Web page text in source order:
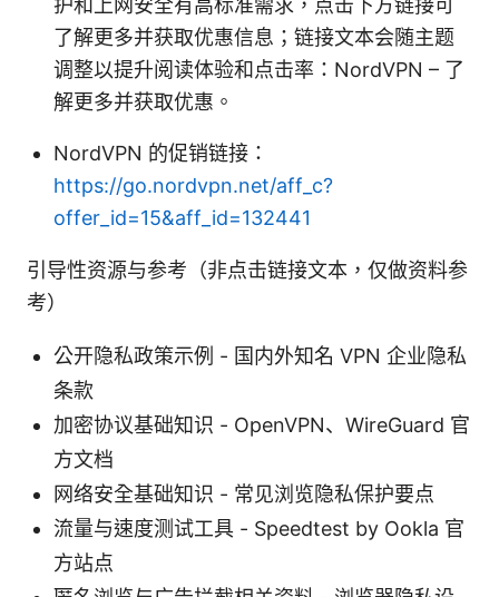
护和上网安全有高标准需求，点击下方链接可
了解更多并获取优惠信息；链接文本会随主题
调整以提升阅读体验和点击率：NordVPN – 了
解更多并获取优惠。
NordVPN 的促销链接：
https://go.nordvpn.net/aff_c?
offer_id=15&aff_id=132441
引导性资源与参考（非点击链接文本，仅做资料参
考）
公开隐私政策示例 - 国内外知名 VPN 企业隐私
条款
加密协议基础知识 - OpenVPN、WireGuard 官
方文档
网络安全基础知识 - 常见浏览隐私保护要点
流量与速度测试工具 - Speedtest by Ookla 官
方站点